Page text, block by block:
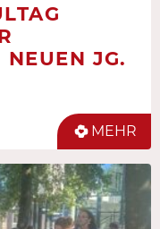
JG.
MEHR